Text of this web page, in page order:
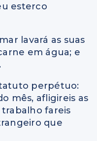
esterco
lavará as suas
em água; e
perpétuo:
mês, afligireis as
trabalho fareis
que